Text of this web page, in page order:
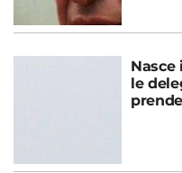
Nasce
le